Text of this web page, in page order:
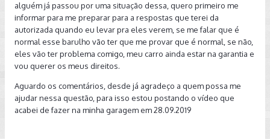
alguém já passou por uma situação dessa, quero primeiro me
informar para me preparar para a respostas que terei da
autorizada quando eu levar pra eles verem, se me falar que é
normal esse barulho vão ter que me provar que é normal, se não,
eles vão ter problema comigo, meu carro ainda estar na garantia e
vou querer os meus direitos.
Aguardo os comentários, desde já agradeço a quem possa me
ajudar nessa questão, para isso estou postando o vídeo que
acabei de fazer na minha garagem em 28.09.2019